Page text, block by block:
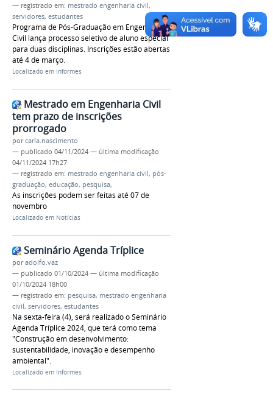
— registrado em: mestrado engenharia civil,
servidores, estudantes
Programa de Pós-Graduação em Engenharia
Civil lança processo seletivo de aluno especial
para duas disciplinas. Inscrições estão abertas
até 4 de março.
Localizado em Informes
Mestrado em Engenharia Civil
tem prazo de inscrições
prorrogado
porcarla.nascimento
— publicado 04/11/2024 — última modificação
04/11/2024 17h27
— registrado em: mestrado engenharia civil, pós-
graduação, educação, pesquisa,
As inscrições podem ser feitas até 07 de
novembro
Localizado em Notícias
Seminário Agenda Tríplice
poradolfo.vaz
— publicado 01/10/2024 — última modificação
01/10/2024 18h00
— registrado em: pesquisa, mestrado engenharia
civil, servidores, estudantes
Na sexta-feira (4), será realizado o Seminário
Agenda Tríplice 2024, que terá como tema
"Construção em desenvolvimento:
sustentabilidade, inovação e desempenho
ambiental".
Localizado em Informes